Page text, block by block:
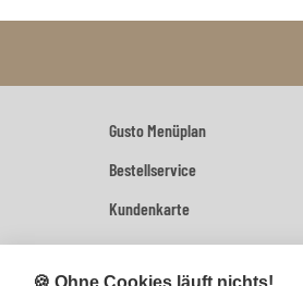
Gusto Menüplan
Bestellservice
Kundenkarte
🍪 Ohne Cookies läuft nichts!